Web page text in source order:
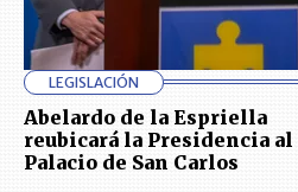
LEGISLACIÓN
Abelardo de la Espriella
reubicará la Presidencia al
Palacio de San Carlos